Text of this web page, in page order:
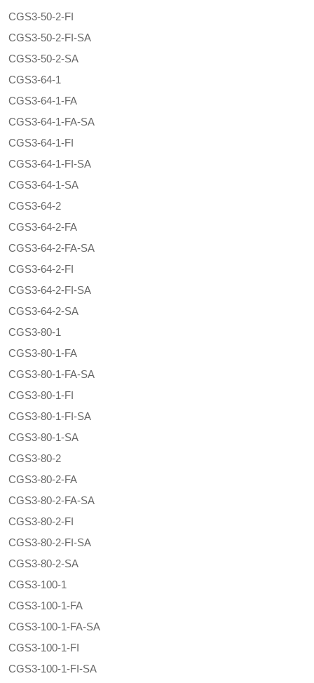
CGS3-50-2-FI
CGS3-50-2-FI-SA
CGS3-50-2-SA
CGS3-64-1
CGS3-64-1-FA
CGS3-64-1-FA-SA
CGS3-64-1-FI
CGS3-64-1-FI-SA
CGS3-64-1-SA
CGS3-64-2
CGS3-64-2-FA
CGS3-64-2-FA-SA
CGS3-64-2-FI
CGS3-64-2-FI-SA
CGS3-64-2-SA
CGS3-80-1
CGS3-80-1-FA
CGS3-80-1-FA-SA
CGS3-80-1-FI
CGS3-80-1-FI-SA
CGS3-80-1-SA
CGS3-80-2
CGS3-80-2-FA
CGS3-80-2-FA-SA
CGS3-80-2-FI
CGS3-80-2-FI-SA
CGS3-80-2-SA
CGS3-100-1
CGS3-100-1-FA
CGS3-100-1-FA-SA
CGS3-100-1-FI
CGS3-100-1-FI-SA